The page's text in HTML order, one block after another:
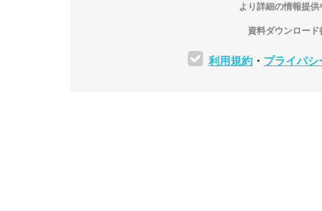
より詳細の情報提
資料ダウンロー
利用規約 ・ プライバシ